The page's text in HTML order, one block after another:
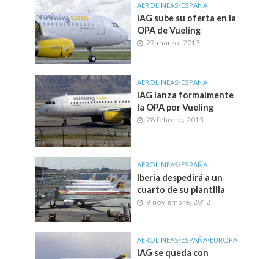
AEROLINEAS•ESPAÑA
IAG sube su oferta en la
OPA de Vueling
27 marzo, 2013
AEROLINEAS•ESPAÑA
IAG lanza formalmente
la OPA por Vueling
28 febrero, 2013
AEROLINEAS•ESPAÑA
Iberia despedirá a un
cuarto de su plantilla
9 noviembre, 2012
AEROLINEAS•ESPAÑA•EUROPA
IAG se queda con